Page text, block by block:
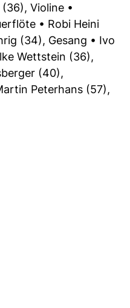
Violine •
• Robi Heini
(34), Gesang • Ivo
Wettstein (36),
(40),
Peterhans (57),